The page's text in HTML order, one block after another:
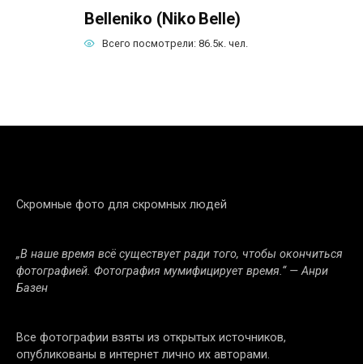
Belleniko (Niko Belle)
Всего посмотрели: 86.5к. чел.
Скромные фото для скромных людей
„В наше время всё существует ради того, чтобы окончиться
фотографией. Фотография мумифицирует время.“ — Анри
Базен
Все фотографии взяты из открытых источников,
опубликованы в интернет лично их авторами.